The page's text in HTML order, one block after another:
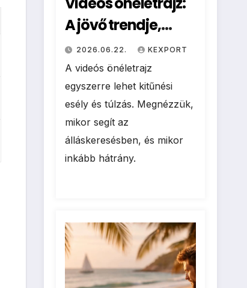
A jövő trendje,
vagy csak
felesleges hűhó?
2026.06.22. KEXPORT
A videós önéletrajz
egyszerre lehet kitűnési
esély és túlzás. Megnézzük,
mikor segít az
álláskeresésben, és mikor
inkább hátrány.